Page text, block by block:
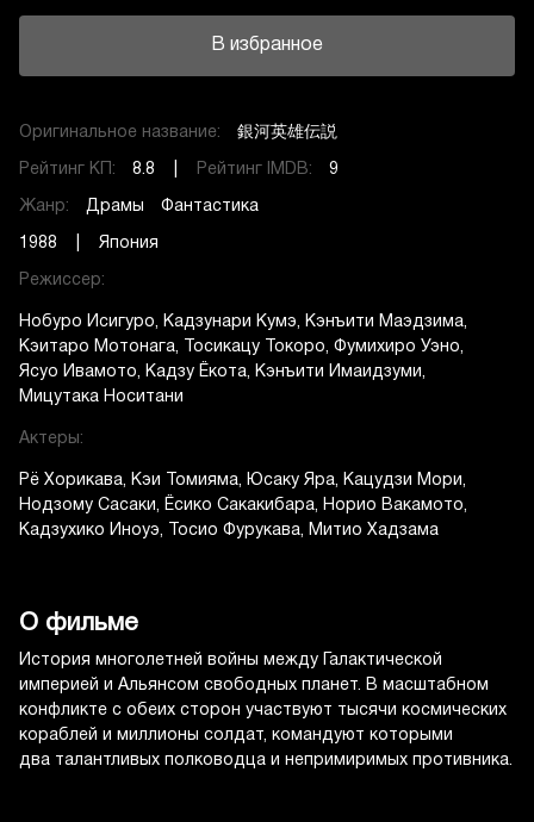
В избранное
Оригинальное название: 銀河英雄伝説
Рейтинг КП: 8.8 | Рейтинг IMDB: 9
Жанр: Драмы Фантастика
1988 | Япония
Режиссер:
Нобуро Исигуро Кадзунари Кумэ
Кэнъити Маэдзима
Кэитаро Мотонага
Тосикацу Токоро
Фумихиро Уэно
Ясуо Ивамото
Кадзу Ёкота
Кэнъити Имаидзуми
Мицутака Носитани
Актеры:
Рё Хорикава Кэи Томияма Юсаку Яра
Кацудзи Мори
Нодзому Сасаки
Ёсико Сакакибара
Норио Вакамото
Кадзухико Иноуэ
Тосио Фурукава Митио Хадзама
О фильме
История многолетней войны между Галактической
империей и Альянсом свободных планет. В масштабном
конфликте с обеих сторон участвуют тысячи космических
кораблей и миллионы солдат, командуют которыми
два талантливых полководца и непримиримых противника.